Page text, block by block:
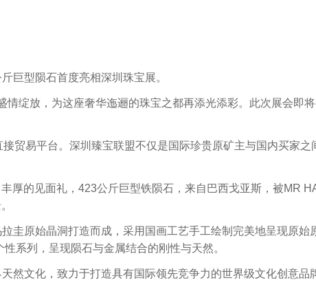
巨型陨石首度亮相深圳珠宝展。
情绽放，为这座奢华迤逦的珠宝之都再添光添彩。此次展会即
贸易平台。深圳臻宝联盟不仅是国际珍贵原矿主与国内买家
厚的见面礼， 423公斤巨型铁陨石，来自巴西戈亚斯，被MR
圭原始晶洞打造而成，采用国画工艺手工绘制完美地呈现原
系列，呈现陨石与金属结合的刚性与天然。
然文化，致力于打造具有国际领先竞争力的世界级文化创意